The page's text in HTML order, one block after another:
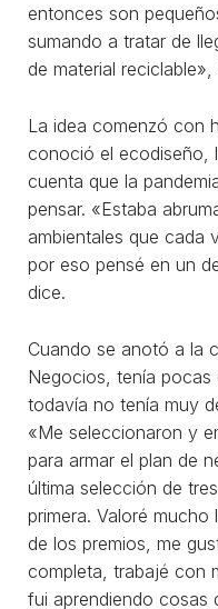
entonces son
sumando a tratar de
de material reciclable»,
La idea comenzó con
conoció el ecodiseño,
cuenta que la
pensar. «Estaba
ambientales que cada
por eso pensé en un
dice.
Cuando se anotó a la
Negocios, tenía pocas
todavía no tenía muy
«Me seleccionaron y
para armar el plan de
última selección de
primera. Valoré
de los premios, me
completa, trabajé con
fui aprendiendo cosas